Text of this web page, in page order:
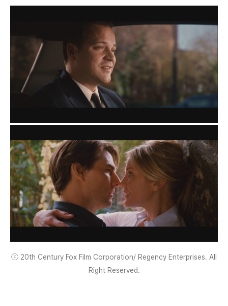
ⓒ 20th Century Fox Film Corporation/ Regency Enterprises. All
Right Reserved.